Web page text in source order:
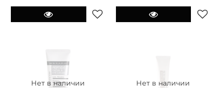
Нет в наличии Нет в наличии